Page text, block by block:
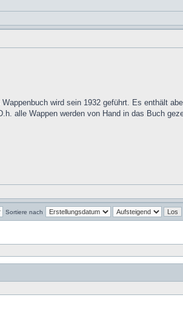
wird sein 1932 geführt. Es enthält
alle Wappen werden von Hand in das Buch
Sortiere nach